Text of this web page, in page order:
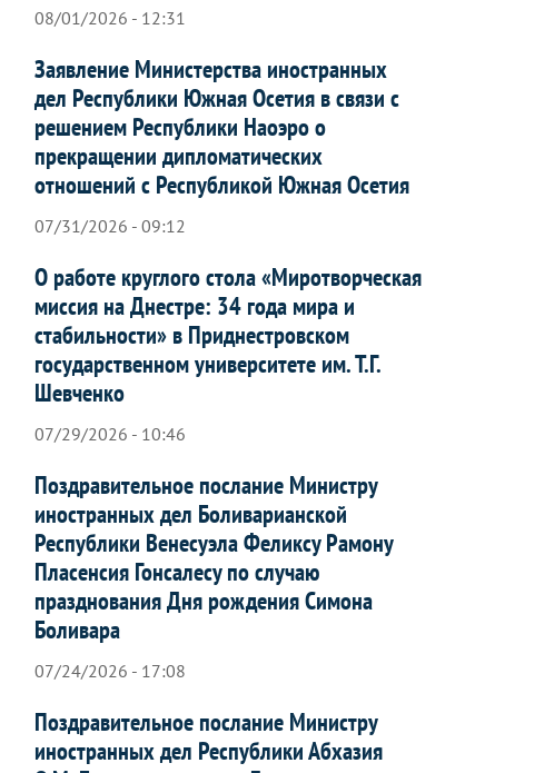
08/01/2026 - 12:31
Заявление Министерства иностранных
дел Республики Южная Осетия в связи с
решением Республики Наоэро о
прекращении дипломатических
отношений с Республикой Южная Осетия
07/31/2026 - 09:12
О работе круглого стола «Миротворческая
миссия на Днестре: 34 года мира и
стабильности» в Приднестровском
государственном университете им. Т.Г.
Шевченко
07/29/2026 - 10:46
Поздравительное послание Министру
иностранных дел Боливарианской
Республики Венесуэла Феликсу Рамону
Пласенсия Гонсалесу по случаю
празднования Дня рождения Симона
Боливара
07/24/2026 - 17:08
Поздравительное послание Министру
иностранных дел Республики Абхазия